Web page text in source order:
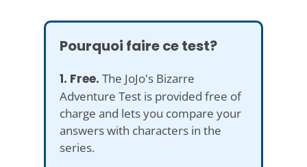
Pourquoi faire ce test?
1. Free. The JoJo's Bizarre
Adventure Test is provided free of
charge and lets you compare your
answers with characters in the
series.